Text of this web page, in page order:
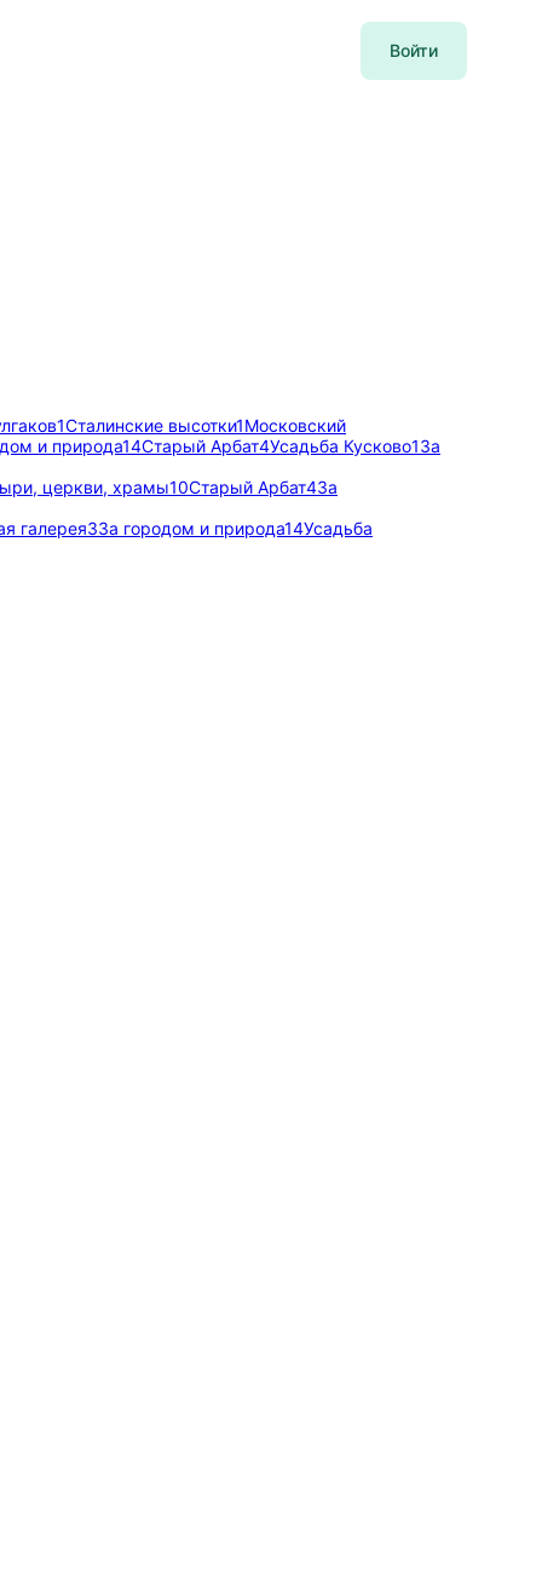
Войти
1Сталинские высотки1Московский
и природа14Старый Арбат4Усадьба Кусково1За
церкви, храмы10Старый Арбат4За
галерея3За городом и природа14Усадьба